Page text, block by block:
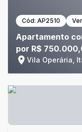
Cód: AP2510
Apartamento
por R$
Vila Operária,